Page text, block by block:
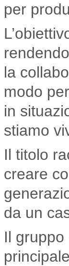
per
la
modo
in
stiamo
Il titolo
creare
da un
Il